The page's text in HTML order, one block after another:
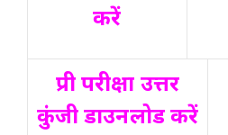
करें
प्री परीक्षा उत्तर
कुंजी डाउनलोड करें